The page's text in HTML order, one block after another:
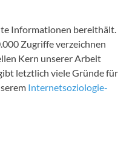
Informationen bereithält.
Zugriffe verzeichnen
Kern unserer Arbeit
letztlich viele Gründe für
Internetsoziologie-